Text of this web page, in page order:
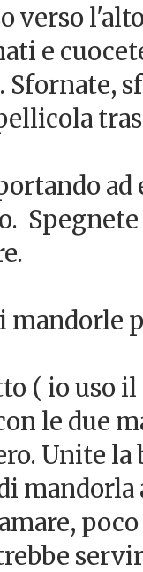
verso
e
mandorle
( io uso il
le due
Unite
mandorla